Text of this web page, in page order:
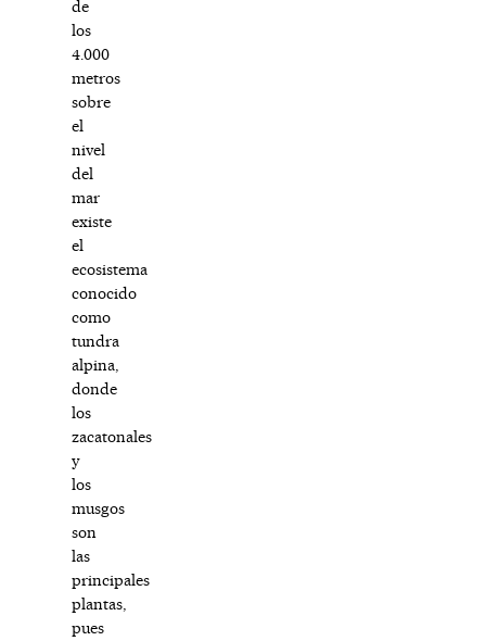
de
los
4.000
metros
sobre
el
nivel
del
mar
existe
el
ecosistema
conocido
como
tundra
alpina,
donde
los
zacatonales
y
los
musgos
son
las
principales
plantas,
pues